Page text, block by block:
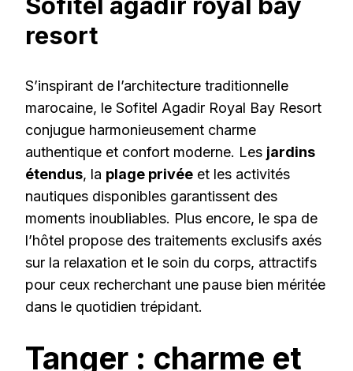
resort
S’inspirant de l’architecture traditionnelle
marocaine, le Sofitel Agadir Royal Bay Resort
conjugue harmonieusement charme
authentique et confort moderne. Les jardins
étendus, la plage privée et les activités
nautiques disponibles garantissent des
moments inoubliables. Plus encore, le spa de
l’hôtel propose des traitements exclusifs axés
sur la relaxation et le soin du corps, attractifs
pour ceux recherchant une pause bien méritée
dans le quotidien trépidant.
Tanger : charme et